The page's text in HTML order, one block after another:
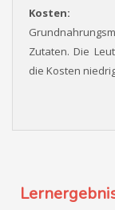
Kosten:
Zutaten. Die
die Kosten